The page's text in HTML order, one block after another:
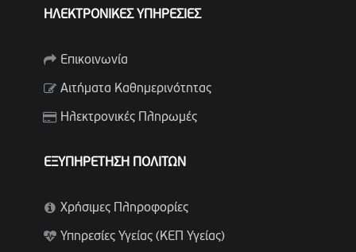
ΗΛΕΚΤΡΟΝΙΚΕΣ ΥΠΗΡΕΣΙΕΣ
Επικοινωνία
Αιτήματα Καθημερινότητας
Ηλεκτρονικές Πληρωμές
ΕΞΥΠΗΡΕΤΗΣΗ ΠΟΛΙΤΩΝ
Χρήσιμες Πληροφορίες
Υπηρεσίες Υγείας (ΚΕΠ Υγείας)